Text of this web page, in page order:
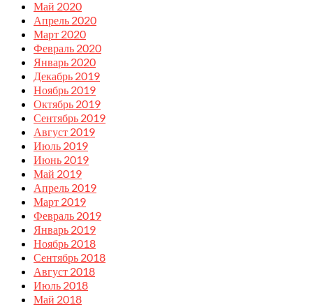
Май 2020
Апрель 2020
Март 2020
Февраль 2020
Январь 2020
Декабрь 2019
Ноябрь 2019
Октябрь 2019
Сентябрь 2019
Август 2019
Июль 2019
Июнь 2019
Май 2019
Апрель 2019
Март 2019
Февраль 2019
Январь 2019
Ноябрь 2018
Сентябрь 2018
Август 2018
Июль 2018
Май 2018